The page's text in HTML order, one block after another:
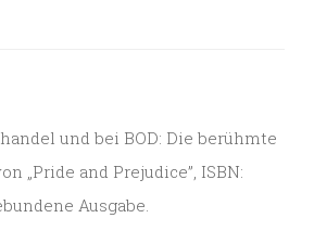
und bei BOD: Die berühmte
„Pride and Prejudice”, ISBN:
Ausgabe.